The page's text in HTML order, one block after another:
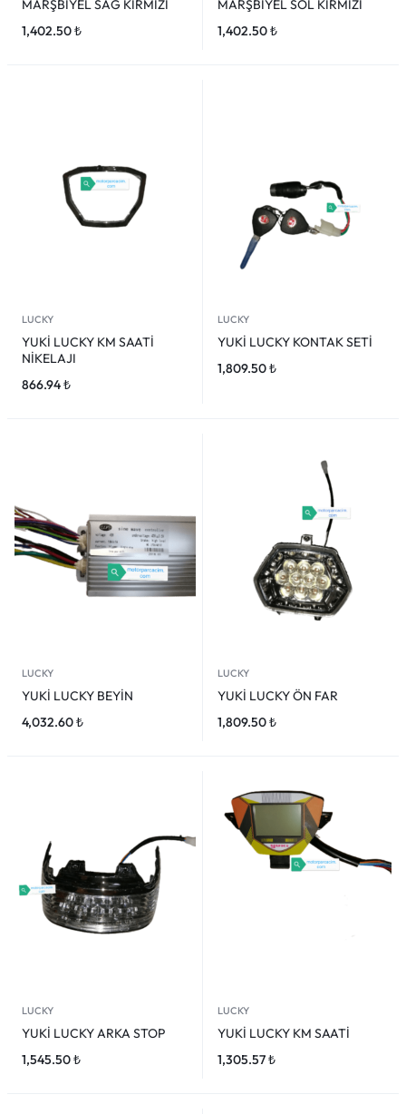
MARŞBİYEL SAĞ KIRMIZI
1,402.50₺
MARŞBİYEL SOL KIRMIZI
1,402.50₺
LUCKY
YUKİ LUCKY KM SAATİ
NİKELAJI
866.94₺
LUCKY
YUKİ LUCKY KONTAK SETİ
1,809.50₺
LUCKY
YUKİ LUCKY BEYİN
4,032.60₺
LUCKY
YUKİ LUCKY ÖN FAR
1,809.50₺
LUCKY
YUKİ LUCKY ARKA STOP
1,545.50₺
LUCKY
YUKİ LUCKY KM SAATİ
1,305.57₺